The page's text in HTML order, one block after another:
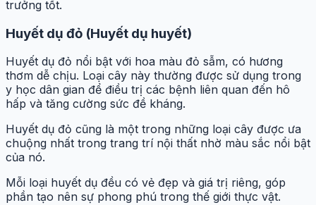
trưởng tốt.
Huyết dụ đỏ (Huyết dụ huyết)
Huyết dụ đỏ nổi bật với hoa màu đỏ sẫm, có hương
thơm dễ chịu. Loại cây này thường được sử dụng trong
y học dân gian để điều trị các bệnh liên quan đến hô
hấp và tăng cường sức đề kháng.
Huyết dụ đỏ cũng là một trong những loại cây được ưa
chuộng nhất trong trang trí nội thất nhờ màu sắc nổi bật
của nó.
Mỗi loại huyết dụ đều có vẻ đẹp và giá trị riêng, góp
phần tạo nên sự phong phú trong thế giới thực vật.